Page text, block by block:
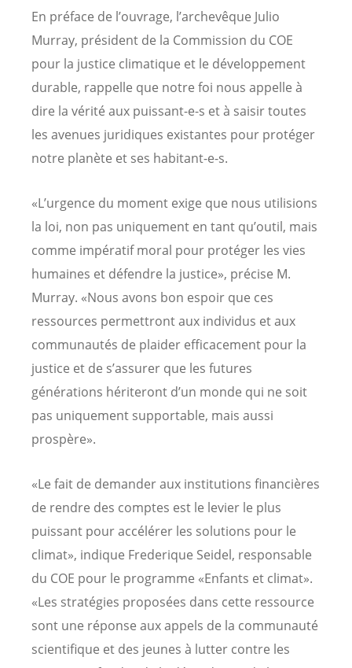
En préface de l’ouvrage, l’archevêque Julio
Murray, président de la Commission du COE
pour la justice climatique et le développement
durable, rappelle que notre foi nous appelle à
dire la vérité aux puissant-e-s et à saisir toutes
les avenues juridiques existantes pour protéger
notre planète et ses habitant-e-s.
«L’urgence du moment exige que nous utilisions
la loi, non pas uniquement en tant qu’outil, mais
comme impératif moral pour protéger les vies
humaines et défendre la justice», précise M.
Murray. «Nous avons bon espoir que ces
ressources permettront aux individus et aux
communautés de plaider efficacement pour la
justice et de s’assurer que les futures
générations hériteront d’un monde qui ne soit
pas uniquement supportable, mais aussi
prospère».
«Le fait de demander aux institutions financières
de rendre des comptes est le levier le plus
puissant pour accélérer les solutions pour le
climat», indique Frederique Seidel, responsable
du COE pour le programme «Enfants et climat».
«Les stratégies proposées dans cette ressource
sont une réponse aux appels de la communauté
scientifique et des jeunes à lutter contre les